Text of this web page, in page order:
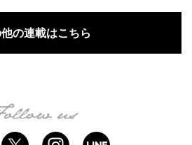
の連載はこちら